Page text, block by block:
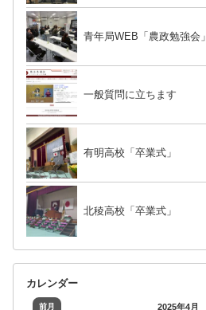
青年局WEB「農政勉強会」
一般質問に立ちます
有明高校「卒業式」
北稜高校「卒業式」
カレンダー
前月 2025年4月